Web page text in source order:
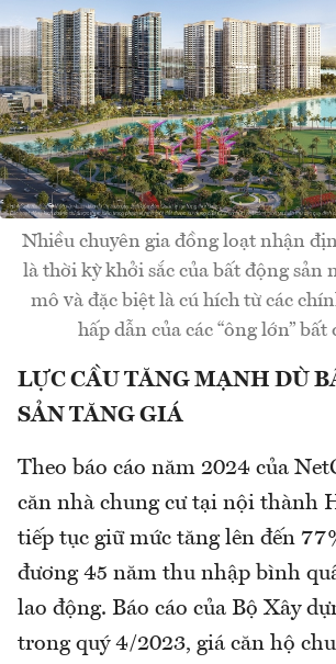
Nhiều chuyên gia đồng loạt nhận
là thời kỳ khởi sắc của bất động sản
mô và đặc biệt là cú hích từ các
hấp dẫn của các “ông lớn” bất
LỰC CẦU TĂNG MẠNH DÙ
SẢN TĂNG GIÁ
Theo báo cáo năm 2024 của
căn nhà chung cư tại nội thành
tiếp tục giữ mức tăng lên đến
đương 45 năm thu nhập bình
lao động. Báo cáo của Bộ Xây
trong quý 4/2023, giá căn hộ